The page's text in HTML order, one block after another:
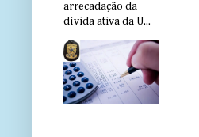
arrecadação da
dívida ativa da U...